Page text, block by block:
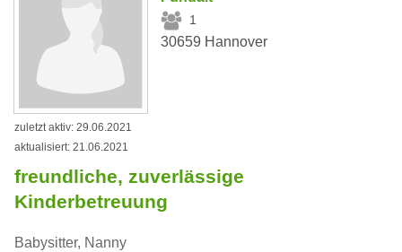
1
30659 Hannover
zuletzt aktiv: 29.06.2021
aktualisiert: 21.06.2021
freundliche, zuverlässige
Kinderbetreuung
Babysitter, Nanny